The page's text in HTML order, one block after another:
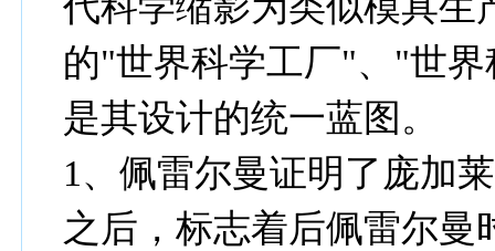
的"世界科学工厂"、"世
是其设计的统一蓝图。
1、佩雷尔曼证明了庞加
之后，标志着后佩雷尔